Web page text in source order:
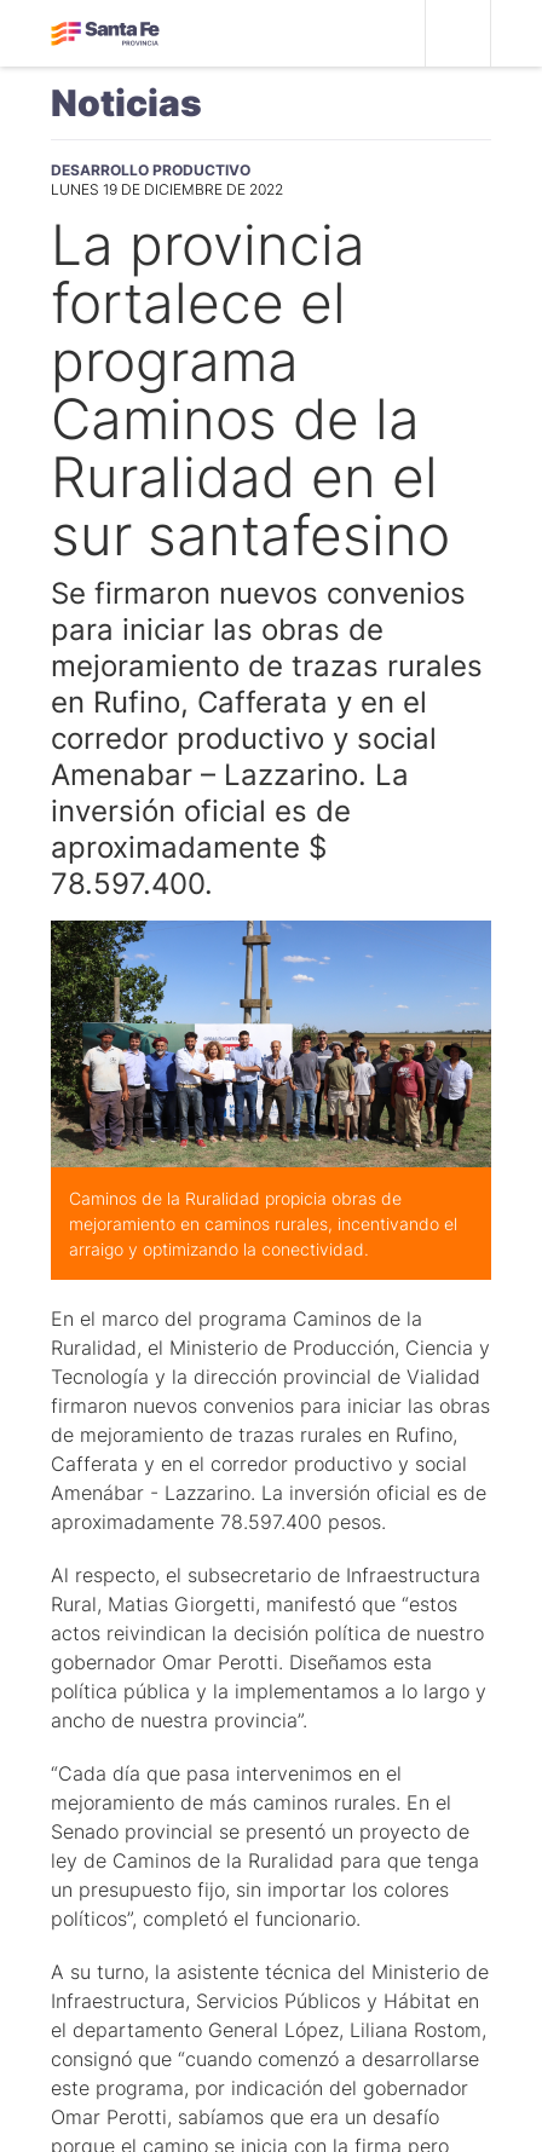
Noticias
DESARROLLO PRODUCTIVO
LUNES 19 DE DICIEMBRE DE 2022
La provincia
fortalece el
programa
Caminos de la
Ruralidad en el
sur santafesino
Se firmaron nuevos convenios
para iniciar las obras de
mejoramiento de trazas rurales
en Rufino, Cafferata y en el
corredor productivo y social
Amenabar – Lazzarino. La
inversión oficial es de
aproximadamente $
78.597.400.
Caminos de la Ruralidad propicia obras de
mejoramiento en caminos rurales, incentivando el
arraigo y optimizando la conectividad.
En el marco del programa Caminos de la
Ruralidad, el Ministerio de Producción, Ciencia y
Tecnología y la dirección provincial de Vialidad
firmaron nuevos convenios para iniciar las obras
de mejoramiento de trazas rurales en Rufino,
Cafferata y en el corredor productivo y social
Amenábar - Lazzarino. La inversión oficial es de
aproximadamente 78.597.400 pesos.
Al respecto, el subsecretario de Infraestructura
Rural, Matias Giorgetti, manifestó que “estos
actos reivindican la decisión política de nuestro
gobernador Omar Perotti. Diseñamos esta
política pública y la implementamos a lo largo y
ancho de nuestra provincia”.
“Cada día que pasa intervenimos en el
mejoramiento de más caminos rurales. En el
Senado provincial se presentó un proyecto de
ley de Caminos de la Ruralidad para que tenga
un presupuesto fijo, sin importar los colores
políticos”, completó el funcionario.
A su turno, la asistente técnica del Ministerio de
Infraestructura, Servicios Públicos y Hábitat en
el departamento General López, Liliana Rostom,
consignó que “cuando comenzó a desarrollarse
este programa, por indicación del gobernador
Omar Perotti, sabíamos que era un desafío
porque el camino se inicia con la firma pero